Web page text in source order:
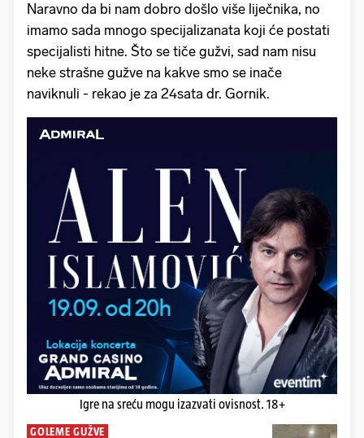
Naravno da bi nam dobro došlo više liječnika, no
imamo sada mnogo specijalizanata koji će postati
specijalisti hitne. Što se tiče gužvi, sad nam nisu
neke strašne gužve na kakve smo se inače
naviknuli - rekao je za 24sata dr. Gornik.
Igre na sreću mogu izazvati ovisnost. 18+
GOLEME GUŽVE